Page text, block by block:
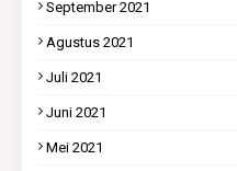
September 2021
Agustus 2021
Juli 2021
Juni 2021
Mei 2021